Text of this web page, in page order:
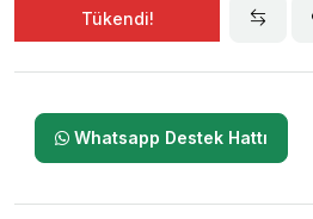
Tükendi!
Whatsapp Destek Hattı